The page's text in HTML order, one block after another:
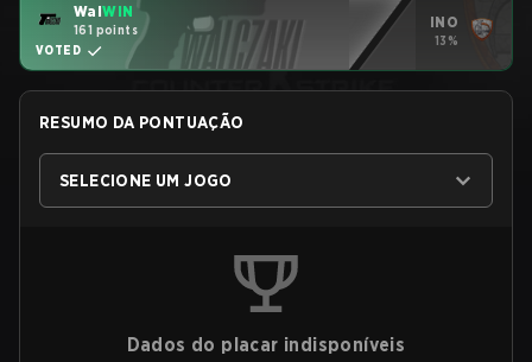
WalWIN
161 points
VOTED
INO
13%
RESUMO DA PONTUAÇÃO
SELECIONE UM JOGO
Dados do placar indisponíveis